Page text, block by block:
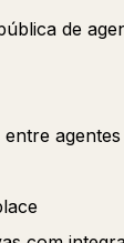
de
agentes